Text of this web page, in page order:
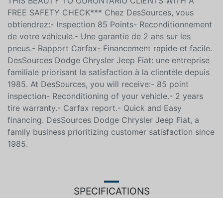
FREE SAFETY CHECK*** Chez DesSources, vous
obtiendrez:- Inspection 85 Points- Reconditionnement
de votre véhicule.- Une garantie de 2 ans sur les
pneus.- Rapport Carfax- Financement rapide et facile.
DesSources Dodge Chrysler Jeep Fiat: une entreprise
familiale priorisant la satisfaction à la clientèle depuis
1985. At DesSources, you will receive:- 85 point
inspection- Reconditioning of your vehicle.- 2 years
tire warranty.- Carfax report.- Quick and Easy
financing. DesSources Dodge Chrysler Jeep Fiat, a
family business prioritizing customer satisfaction since
1985.
SPECIFICATIONS